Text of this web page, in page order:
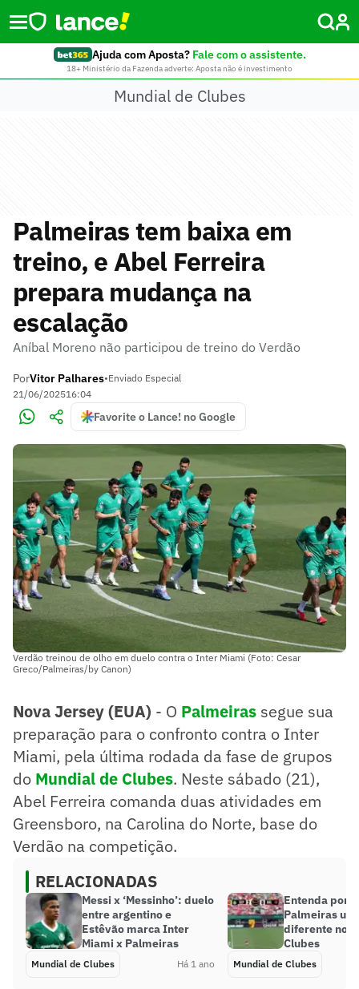
Ajuda com Aposta? Fale com o assistente.
18+ Ministério da Fazenda adverte: Aposta não é investimento
Mundial de Clubes
Palmeiras tem baixa em
treino, e Abel Ferreira
prepara mudança na
escalação
Aníbal Moreno não participou de treino do Verdão
PorVitor Palhares•Enviado Especial
21/06/202516:04
Favorite o Lance! no Google
Verdão treinou de olho em duelo contra o Inter Miami (Foto: Cesar
Greco/Palmeiras/by Canon)
Nova Jersey (EUA) - O Palmeiras segue sua
preparação para o confronto contra o Inter
Miami, pela última rodada da fase de grupos
do Mundial de Clubes. Neste sábado (21),
Abel Ferreira comanda duas atividades em
Greensboro, na Carolina do Norte, base do
Verdão na competição.
RELACIONADAS
Messi x ‘Messinho’: duelo
entre argentino e
Estêvão marca Inter
Miami x Palmeiras
Mundial de Clubes Há 1 ano
Entenda por
Palmeiras
diferente no
Clubes
Mundial de Clubes